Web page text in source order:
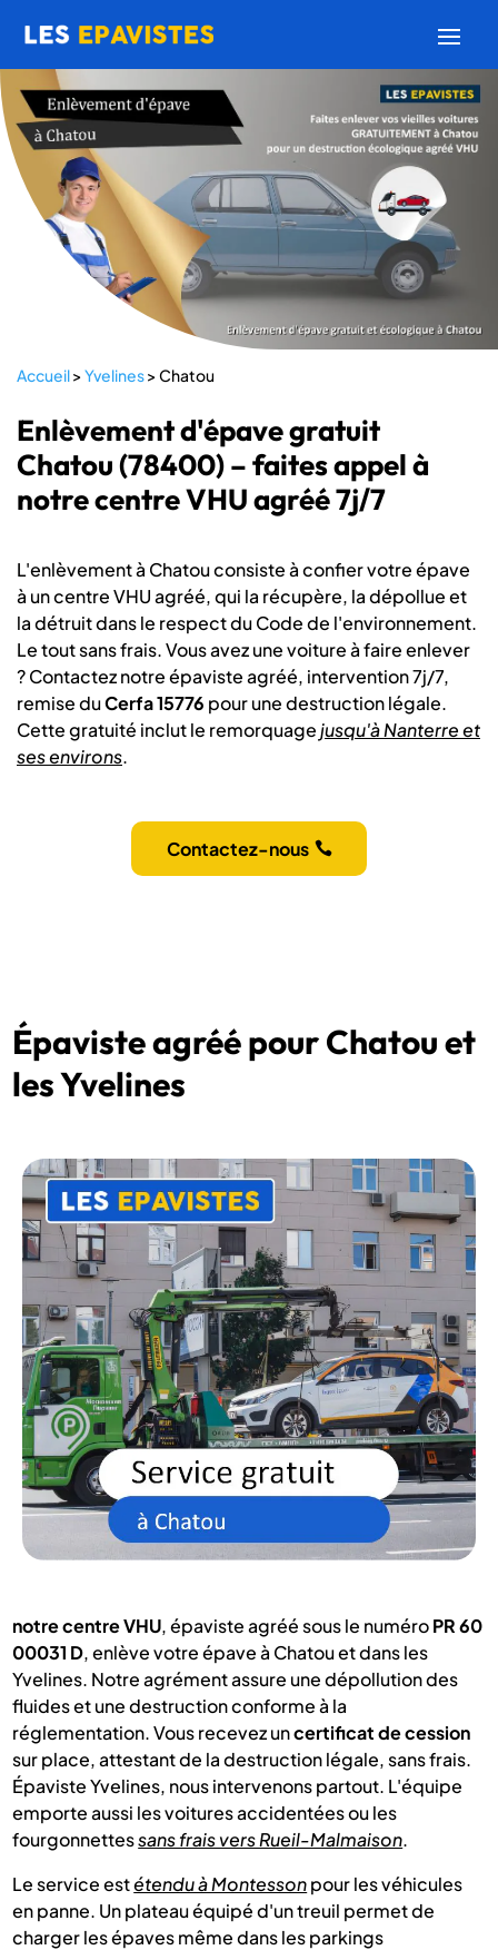
Accueil>Yvelines>Chatou
Enlèvement d'épave gratuit
Chatou (78400) – faites appel à
notre centre VHU agréé 7j/7
L'enlèvement à Chatou consiste à confier votre épave
à un centre VHU agréé, qui la récupère, la dépollue et
la détruit dans le respect du Code de l'environnement.
Le tout sans frais. Vous avez une voiture à faire enlever
? Contactez notre épaviste agréé, intervention 7j/7,
remise duCerfa 15776 pour une destruction légale.
Cette gratuité inclut le remorquagejusqu'à Nanterre et
ses environs.
Contactez-nous
Épaviste agréé pour Chatou et
les Yvelines
notre centre VHU, épaviste agréé sous le numéroPR 60
00031 D, enlève votre épave à Chatou et dans les
Yvelines. Notre agrément assure une dépollution des
fluides et une destruction conforme à la
réglementation. Vous recevez uncertificat de cession
sur place, attestant de la destruction légale, sans frais.
Épaviste Yvelines, nous intervenons partout. L'équipe
emporte aussi les voitures accidentées ou les
fourgonnettessans frais vers Rueil-Malmaison.
Le service estétendu à Montessonpour les véhicules
en panne. Un plateau équipé d'un treuil permet de
charger les épaves même dans les parkings